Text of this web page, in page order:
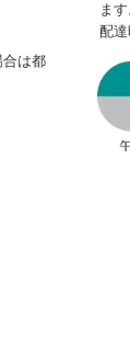
合は都
ます
配達